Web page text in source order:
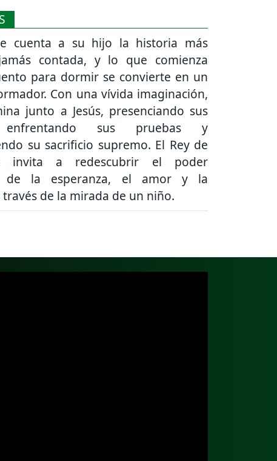
cuenta a su hijo la historia más
contada, y lo que comienza
para dormir se convierte en un
Con una vívida imaginación,
junto a Jesús, presenciando sus
enfrentando sus pruebas y
su sacrificio supremo. El Rey de
invita a redescubrir el poder
de la esperanza, el amor y la
de la mirada de un niño.